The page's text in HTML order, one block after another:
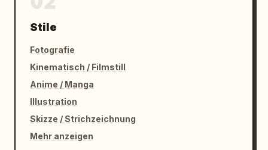
Stile
Fotografie
Kinematisch / Filmstill
Anime / Manga
Illustration
Skizze / Strichzeichnung
Mehr anzeigen